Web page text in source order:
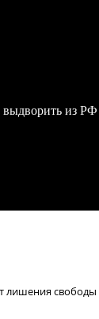
выдворить из РФ
лишения свободы